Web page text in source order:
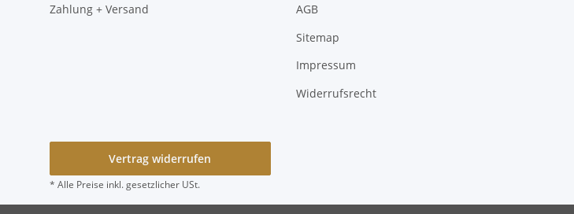
Zahlung + Versand
AGB
Sitemap
Impressum
Widerrufsrecht
Vertrag widerrufen
* Alle Preise inkl. gesetzlicher USt.